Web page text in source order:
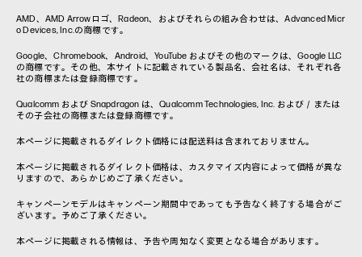
AMD、AMD Arrowロゴ、Radeon、およびそれらの組み合わせは、Advanced Micr
o Devices, Inc.の商標です。
Google、Chromebook、Android、YouTube およびその他のマークは、Google LLC
の商標です。その他、本サイトに記載されている製品名、会社名は、それぞれ各
社の商標または登録商標です。
Qualcomm および Snapdragon は、Qualcomm Technologies, Inc. および／または
その子会社の商標または登録商標です。
本ページに掲載されるダイレクト価格には配送料は含まれておりません。
本ページに掲載されるダイレクト価格は、カスタマイズ内容によって価格が異な
りますので、あらかじめご了承ください。
キャンペーンモデルはキャンペーン期間中であっても予告なく終了する場合がご
ざいます。予めご了承ください。
本ページに掲載される情報は、予告や周知なく変更となる場合があります。